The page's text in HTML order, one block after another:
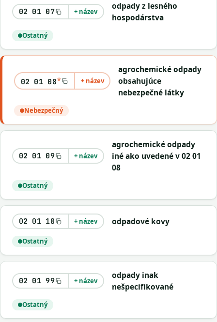
02 01 07 + název
odpady z lesného
hospodárstva
Ostatný
02 01 08* + název
agrochemické odpady
obsahujúce
nebezpečné látky
Nebezpečný
02 01 09 + název
agrochemické odpady
iné ako uvedené v 02 01
08
Ostatný
02 01 10 + název odpadové kovy
Ostatný
02 01 99 + název
odpady inak
nešpecifikované
Ostatný